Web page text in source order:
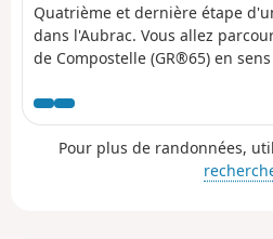
Quatrième et dernière étape
dans l'Aubrac. Vous allez
de Compostelle (GR®65) en
qui comporte le plus de
passantes).
Pour plus de randonnées,